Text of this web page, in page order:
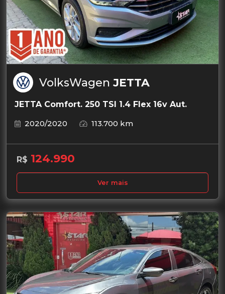
VolksWagen JETTA
JETTA Comfort. 250 TSI 1.4 Flex 16v Aut.
2020/2020
113.700 km
R$ 124.990
Ver mais